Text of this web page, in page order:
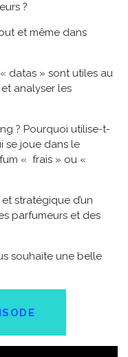
?
et même dans
datas » sont utiles au
analyser les
? Pourquoi utilise-t-
se joue dans le
« frais » ou «
stratégique d’un
parfumeurs et des
souhaite une belle